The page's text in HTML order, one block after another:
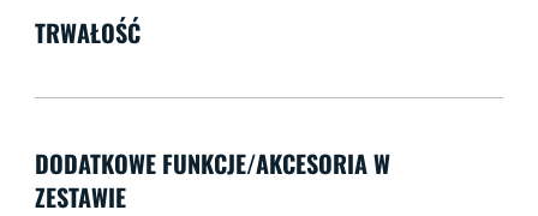
TRWAŁOŚĆ
DODATKOWE FUNKCJE/AKCESORIA W
ZESTAWIE